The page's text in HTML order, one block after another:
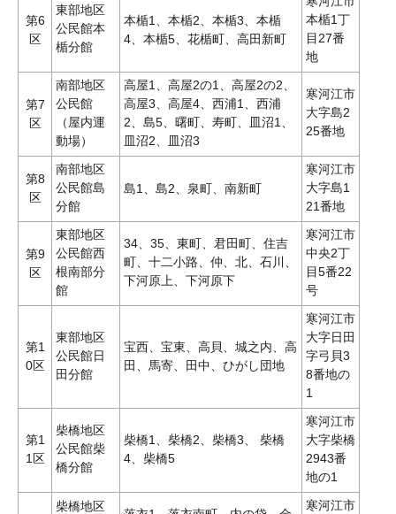
第6
区
東部地区
公民館本
楯分館
本楯1、本楯2、本楯3、本楯
4、本楯5、花楯町、高田新町
本楯1丁
目27番
地
第7
区
南部地区
公民館
（屋内運
動場）
高屋1、高屋2の1、高屋2の2、
高屋3、高屋4、西浦1、西浦
2、島5、曙町、寿町、皿沼1、
皿沼2、皿沼3
寒河江市
大字島2
25番地
第8
区
南部地区
公民館島
分館
島1、島2、泉町、南新町
寒河江市
大字島1
21番地
第9
区
東部地区
公民館西
根南部分
館
34、35、東町、君田町、住吉
町、十二小路、仲、北、石川、
下河原上、下河原下
寒河江市
中央2丁
目5番22
号
第1
0区
東部地区
公民館日
田分館
宝西、宝東、高貝、城之内、高
田、馬寄、田中、ひがし団地
寒河江市
大字日田
字弓貝3
8番地の
1
第1
1区
柴橋地区
公民館柴
橋分館
柴橋1、柴橋2、柴橋3、 柴橋
4、柴橋5
寒河江市
大字柴橋
2943番
地の1
柴橋地区
寒河江市